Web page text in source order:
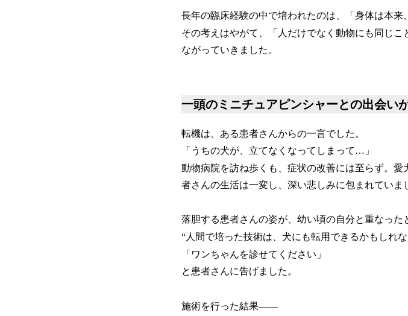
長年の臨床経験の中で培われたのは、「身体は本来
その考えはやがて、「人だけでなく動物にも同じ
ながっていきました。
一頭のミニチュアピンシャーとの出会い
転機は、ある患者さんからの一言でした。
「うちの犬が、立てなくなってしまって…」
動物病院を訪ね歩くも、症状の改善には至らず。
者さんの生活は一変し、深い悲しみに包まれていま
落胆する患者さんの姿が、幼い頃の自分と重なった
“人間で培った技術は、犬にも転用できるかもしれな
「ワンちゃんを診せてください」
と患者さんに告げました。
施術を行った結果——